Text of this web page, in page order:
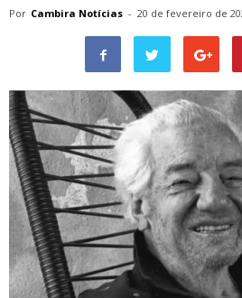
Por Cambira Notícias - 20 de fevereiro de